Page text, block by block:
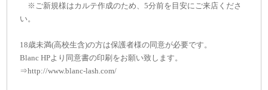
※ご新規様はカルテ作成のため、5分前を目安にご来店くださ
い。
18歳未満(高校生含)の方は保護者様の同意が必要です。
Blanc HPより同意書の印刷をお願い致します。
⇒http://www.blanc-lash.com/